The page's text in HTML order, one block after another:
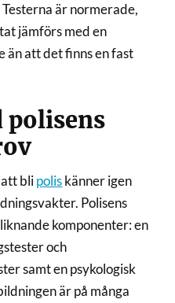
är normerade,
jämförs med en
än att det finns en fast
polisens
blipoliskänner igen
Polisens
komponenter: en
och
samt en psykologisk
är på många